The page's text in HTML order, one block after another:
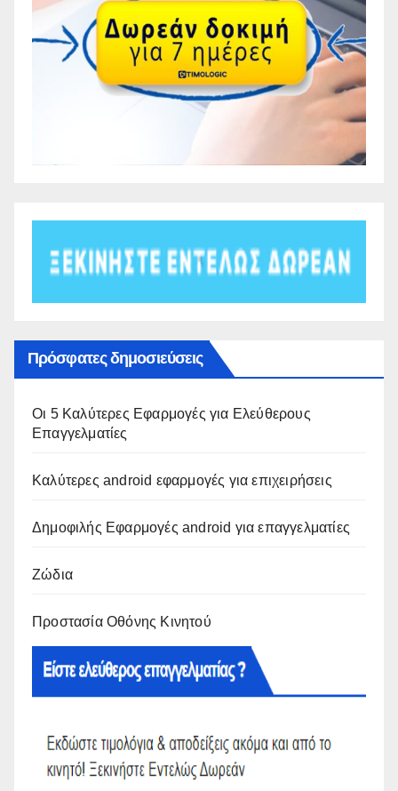
Πρόσφατες δημοσιεύσεις
Οι 5 Καλύτερες Εφαρμογές για Ελεύθερους
Επαγγελματίες
Καλύτερες android εφαρμογές για επιχειρήσεις
Δημοφιλής Εφαρμογές android για επαγγελματίες
Ζώδια
Προστασία Οθόνης Κινητού